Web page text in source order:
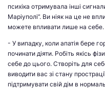
психіка отримувала інші
Маріуполі”. Ви ніяк на це не
можете впливати лише на себе.
- У випадку, коли апатія бере
починати діяти. Робіть якісь
себе до цього. Створіть для
виводити вас зі стану
підтримувати свій дім в